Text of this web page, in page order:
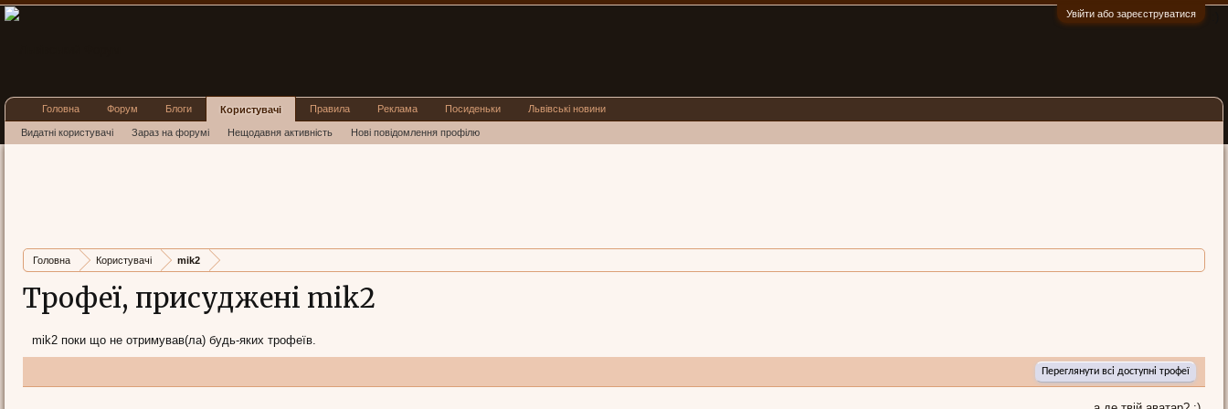
Увійти або зареєструватися
Головна Користувачі mik2
Трофеї, присуджені mik2
mik2 поки що не отримував(ла) будь-яких трофеїв.
Переглянути всі доступні трофеї
Головна Форум Блоги Користувачі
Видатні користувачі Зараз на форумі Нещодавня активність Нові повідомлення профілю
Правила Реклама Посиденьки Львівські новини